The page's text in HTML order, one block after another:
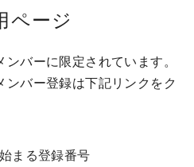
ページ
バーに限定されています。
ンバー登録は下記リンクをク
まる登録番号